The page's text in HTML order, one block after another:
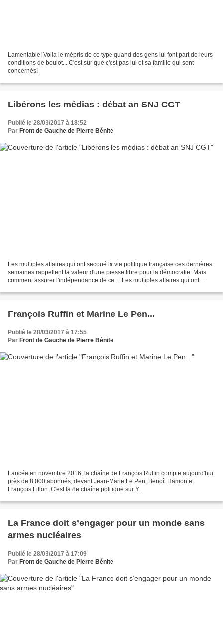
Lamentable! Voilà le mépris de ce type quand des gens lui font part de leurs
conditions de boulot... C'est sûr que c'est pas lui et sa famille qui sont
concernés!
Libérons les médias : débat an SNJ CGT
Publié le 28/03/2017 à 18:52
Par Front de Gauche de Pierre Bénite
Les multiples affaires qui ont secoué la vie politique française ces dernières
semaines rappellent la valeur d'une presse libre pour la démocratie. Mais
comment assurer l'indépendance de ce ... Les multiples affaires qui ont
François Ruffin et Marine Le Pen...
Publié le 28/03/2017 à 17:55
Par Front de Gauche de Pierre Bénite
Lancée en novembre 2016, la chaîne de François Ruffin compte aujourd'hui
près de 8 000 abonnés, devant Jean-Marie Le Pen, Benoît Hamon et
François Fillon. C'est la 8e chaîne politique sur Y...
La France doit s’engager pour un monde sans
armes nucléaires
Publié le 28/03/2017 à 17:09
Par Front de Gauche de Pierre Bénite